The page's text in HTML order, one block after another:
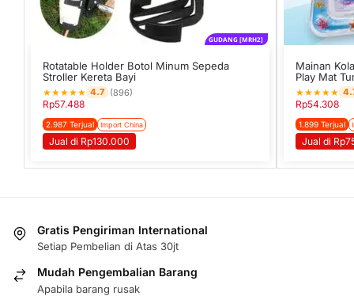
GUDANG [MRH2]
Rotatable Holder Botol Minum Sepeda
Stroller Kereta Bayi
★★★★★ 4.7 (896)
Rp57.488
2.987 Terjual Import China
Jual di Rp130.000
Mainan
Play Mat
★★★★★
Rp54.308
1.899 Terjual
Jual di
Gratis Pengiriman International
Setiap Pembelian di Atas 30jt
Mudah Pengembalian Barang
Apabila barang rusak